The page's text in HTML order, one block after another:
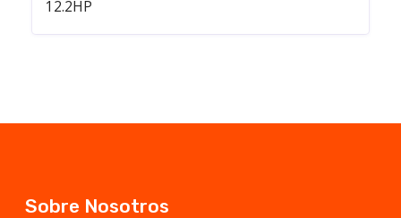
12.2HP
Sobre Nosotros